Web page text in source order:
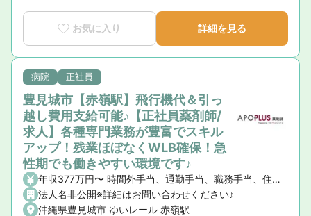
お気に入り 詳細を見る
病院 正社員
豊見城市【赤嶺駅】飛行機代＆引っ
越し費用支給可能♪【正社員薬剤師/
求人】各種専門業務が豊富でスキル
アップ！残業ほぼなくWLB確保！急
性期でも働きやすい環境です♪
年収377万円〜 時間外手当、通勤手当、職務手当、住宅手当（社宅含）、家族手当、資格手当
法人名非公開※詳細はお問い合わせください♪
沖縄県豊見城市 ゆいレール 赤嶺駅